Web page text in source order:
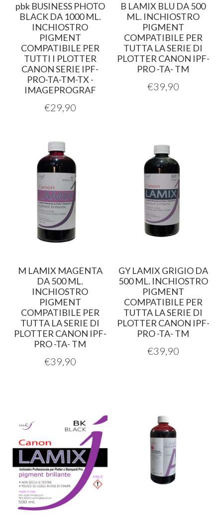
pbk BUSINESS PHOTO
BLACK DA 1000 ML.
INCHIOSTRO
PIGMENT
COMPATIBILE PER
TUTTI I PLOTTER
CANON SERIE IPF-
PRO-TA-TM-TX -
IMAGEPROGRAF
€29,90
B LAMIX BLU DA 500
ML. INCHIOSTRO
PIGMENT
COMPATIBILE PER
TUTTA LA SERIE DI
PLOTTER CANON IPF-
PRO -TA- TM
€39,90
M LAMIX MAGENTA
DA 500 ML.
INCHIOSTRO
PIGMENT
COMPATIBILE PER
TUTTA LA SERIE DI
PLOTTER CANON IPF-
PRO -TA- TM
€39,90
GY LAMIX GRIGIO DA
500 ML. INCHIOSTRO
PIGMENT
COMPATIBILE PER
TUTTA LA SERIE DI
PLOTTER CANON IPF-
PRO -TA- TM
€39,90